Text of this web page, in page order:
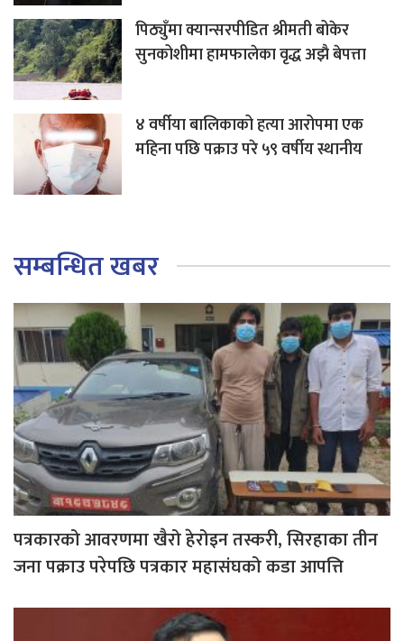
पिठ्युँमा क्यान्सरपीडित श्रीमती बोकेर
सुनकोशीमा हामफालेका वृद्ध अझै बेपत्ता
४ वर्षीया बालिकाको हत्या आरोपमा एक
महिना पछि पक्राउ परे ५९ वर्षीय स्थानीय
सम्बन्धित खबर
पत्रकारको आवरणमा खैरो हेरोइन तस्करी, सिरहाका तीन
जना पक्राउ परेपछि पत्रकार महासंघको कडा आपत्ति